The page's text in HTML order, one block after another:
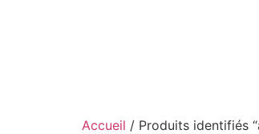
Accueil / Produits identifiés